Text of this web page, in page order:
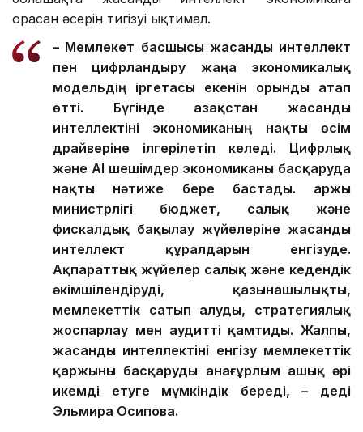
Фискалдық саясат орталығы директорының
орынбасары Эльмира Осипованың айтуынша,
болашақта жасанды интеллект экономикаға
орасан әсерін тигізуі ықтимал.
– Мемлекет басшысы жасанды интеллект
пен цифрландыру жаңа экономикалық
модельдің іргетасы екенін орынды атап
өтті. Бүгінде Қазақстан жасанды
интеллектіні экономиканың нақты өсім
драйверіне ілгерілетіп келеді.
Цифрлық
және AI шешімдер экономиканы басқаруда
нақты нәтиже бере бастады. Қаржы
министрлігі бюджет, салық және
фискалдық бақылау жүйелеріне жасанды
интеллект құралдарын енгізуде.
Ақпараттық жүйелер салық және кедендік
әкімшілендіруді, қазынашылықты,
мемлекеттік сатып алуды, стратегиялық
жоспарлау мен аудит
ті қамтиды
. Жалпы,
жасанды интеллекті
ніенгізу мемлекеттік
қаржыны басқаруды анағұрлым ашық әрі